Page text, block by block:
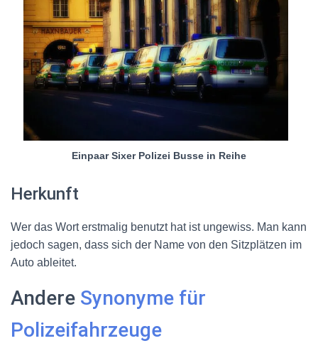
Einpaar Sixer Polizei Busse in Reihe
Herkunft
Wer das Wort erstmalig benutzt hat ist ungewiss. Man kann
jedoch sagen, dass sich der Name von den Sitzplätzen im
Auto ableitet.
Andere Synonyme für
Polizeifahrzeuge